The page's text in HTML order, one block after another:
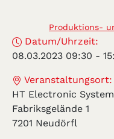
Produktions-
Datum/Uhrzeit:
08.03.2023 09:30 -
Veranstaltungsort:
HT Electronic
Fabriksgelände 1
7201 Neudörfl